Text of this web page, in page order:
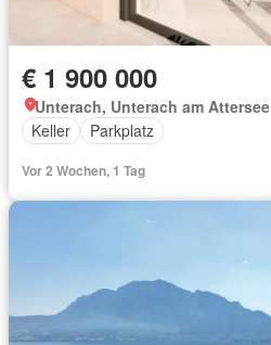
€ 1 900 000
Unterach, Unterach am Attersee
Keller
Parkplatz
Vor 2 Wochen, 1 Tag